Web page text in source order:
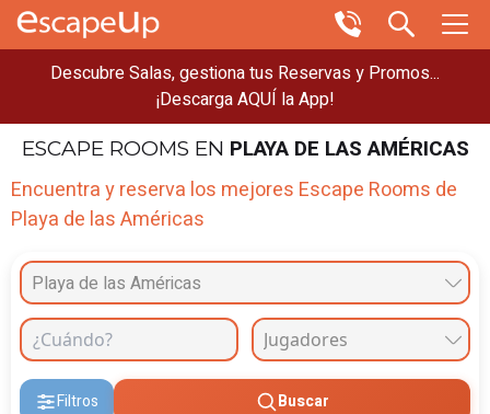
Descubre Salas, gestiona tus Reservas y Promos...
¡Descarga AQUÍ la App!
ESCAPE ROOMS EN PLAYA DE LAS AMÉRICAS
Encuentra y reserva los mejores Escape Rooms de
Playa de las Américas
Playa de las Américas
Filtros Buscar